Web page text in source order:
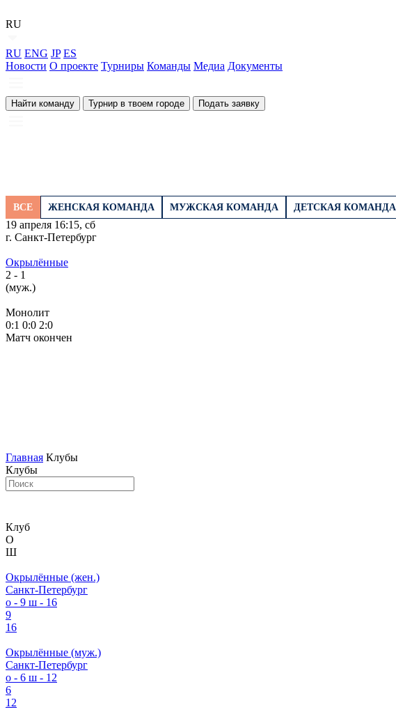
RU
RU ENG JP ES
Новости О проекте Турниры Команды Медиа Документы
Найти команду Турнир в твоем городе Подать заявку
ВСЕ ЖЕНСКАЯ КОМАНДА МУЖСКАЯ КОМАНДА ДЕТСКАЯ КОМАНДА
19 апреля 16:15, сб
г. Санкт-Петербург
Окрылённые
2 - 1
(муж.)
Монолит
0:1 0:0 2:0
Матч окончен
Главная Клубы
Клубы
Клуб
О
Ш
Окрылённые (жен.)
Санкт-Петербург
о - 9 ш - 16
9
16
Окрылённые (муж.)
Санкт-Петербург
о - 6 ш - 12
6
12